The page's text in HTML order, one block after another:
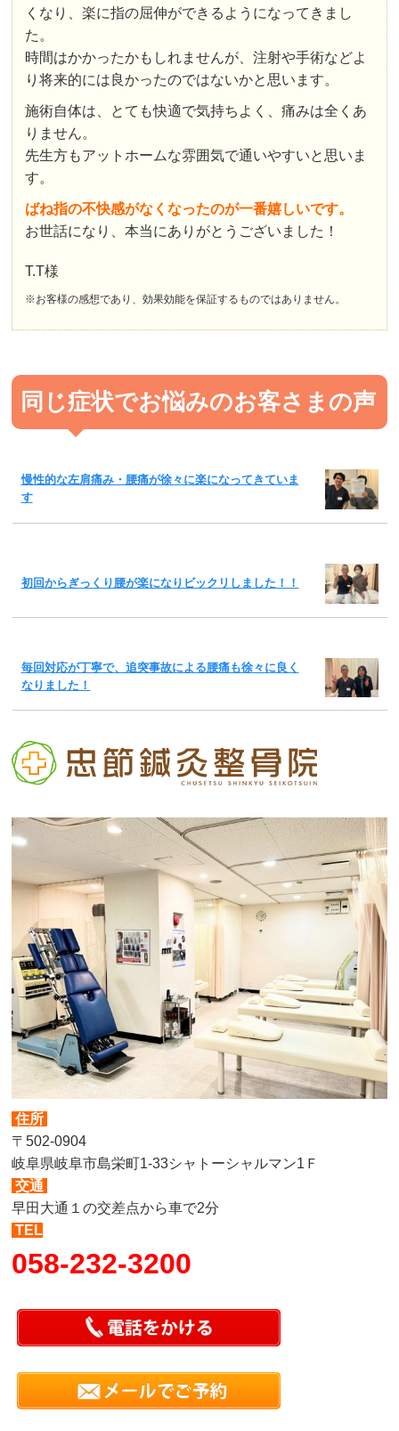
くなり、楽に指の屈伸ができるようになってきまし
た。
時間はかかったかもしれませんが、注射や手術などよ
り将来的には良かったのではないかと思います。
施術自体は、とても快適で気持ちよく、痛みは全くあ
りません。
先生方もアットホームな雰囲気で通いやすいと思いま
す。
ばね指の不快感がなくなったのが一番嬉しいです。
お世話になり、本当にありがとうございました！
T.T様
※お客様の感想であり、効果効能を保証するものではありません。
同じ症状でお悩みのお客さまの声
慢性的な左肩痛み・腰痛が徐々に楽になってきていま
す
初回からぎっくり腰が楽になりビックリしました！！
毎回対応が丁寧で、追突事故による腰痛も徐々に良く
なりました！
住所
〒502-0904
岐阜県岐阜市島栄町1-33シャトーシャルマン1Ｆ
交通
早田大通１の交差点から車で2分
TEL
058-232-3200